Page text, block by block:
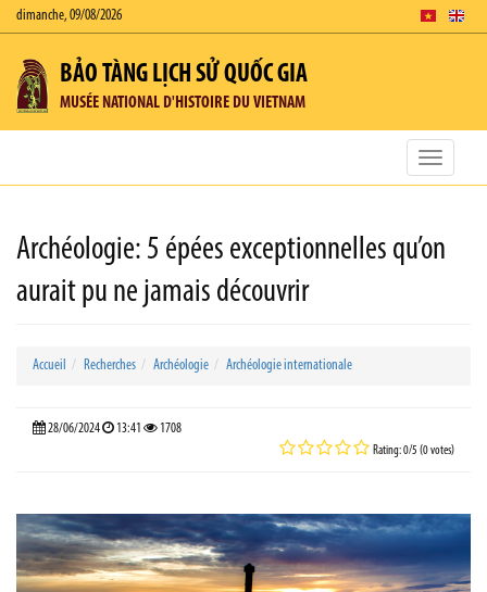
dimanche, 09/08/2026
BẢO TÀNG LỊCH SỬ QUỐC GIA
MUSÉE NATIONAL D'HISTOIRE DU VIETNAM
Toggle
Archéologie: 5 épées exceptionnelles qu’on
aurait pu ne jamais découvrir
Accueil Recherches Archéologie Archéologie internationale
28/06/2024 13:41 1708
Rating: 0/5 (0 votes)